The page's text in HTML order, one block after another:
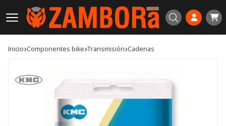
Buscar
Inicio componentes bike transmisión cadenas